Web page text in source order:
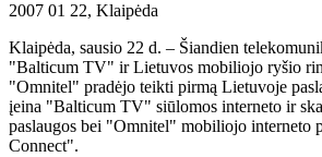
2007 01 22, Klaipėda
Klaipėda, sausio 22 d. – Šiandien
"Balticum TV" ir Lietuvos mobiliojo ryšio
"Omnitel" pradėjo teikti pirmą Lietuvoje
įeina "Balticum TV" siūlomos interneto ir
paslaugos bei "Omnitel" mobiliojo interneto
Connect".